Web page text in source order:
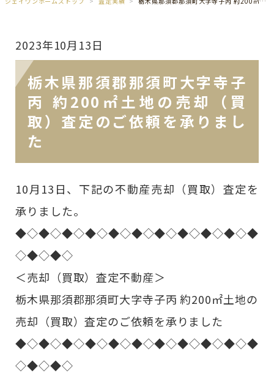
2023年10月13日
栃木県那須郡那須町大字寺子
丙 約200㎡土地の売却（買
取）査定のご依頼を承りまし
た
10月13日、下記の不動産売却（買取）査定を
承りました。
◆◇◆◇◆◇◆◇◆◇◆◇◆◇◆◇◆◇◆◇◆
◇◆◇◆◇
＜売却（買取）査定不動産＞
栃木県那須郡那須町大字寺子丙 約200㎡土地の
売却（買取）査定のご依頼を承りました
◆◇◆◇◆◇◆◇◆◇◆◇◆◇◆◇◆◇◆◇◆
◇◆◇◆◇